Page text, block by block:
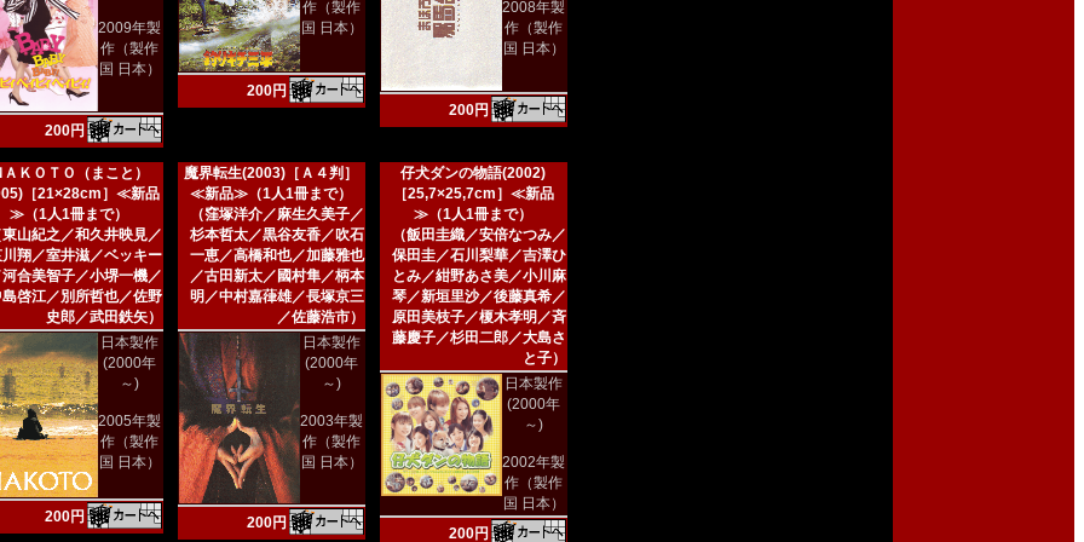
2009年製
作（製作
国 日本）
200円
作（製作
国 日本）
200円
2008年製
作（製作
国 日本）
200円
ＡＫＯＴＯ（まこと）
［21×28cm］≪新品
≫（1人1冊まで）
山紀之／和久井映見／
翔／室井滋／ベッキー
合美智子／小堺一機／
啓江／別所哲也／佐野
史郎／武田鉄矢）
日本製作
(2000年
～)
2005年製
作（製作
国 日本）
200円
魔界転生(2003)［Ａ４判］
≪新品≫（1人1冊まで）
（窪塚洋介／麻生久美子／
杉本哲太／黒谷友香／吹石
一恵／高橋和也／加藤雅也
／古田新太／國村隼／柄本
明／中村嘉葎雄／長塚京三
／佐藤浩市）
日本製作
(2000年
～)
2003年製
作（製作
国 日本）
200円
仔犬ダンの物語(2002)
［25,7×25,7cm］≪新品
≫（1人1冊まで）
（飯田圭織／安倍なつみ／
保田圭／石川梨華／吉澤ひ
とみ／紺野あさ美／小川麻
琴／新垣里沙／後藤真希／
原田美枝子／榎木孝明／斉
藤慶子／杉田二郎／大島さ
と子）
日本製作
(2000年
～)
2002年製
作（製作
国 日本）
200円